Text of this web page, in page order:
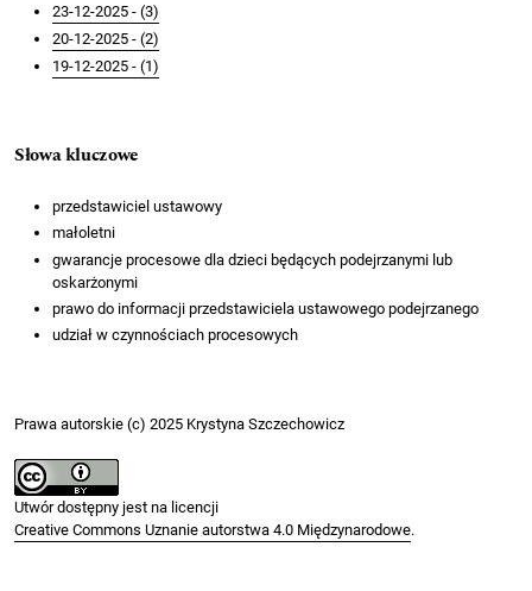
23-12-2025 - (3)
20-12-2025 - (2)
19-12-2025 - (1)
Słowa kluczowe
przedstawiciel ustawowy
małoletni
gwarancje procesowe dla dzieci będących podejrzanymi lub
oskarżonymi
prawo do informacji przedstawiciela ustawowego podejrzanego
udział w czynnościach procesowych
Prawa autorskie (c) 2025 Krystyna Szczechowicz
Utwór dostępny jest na licencji
Creative Commons Uznanie autorstwa 4.0 Międzynarodowe.